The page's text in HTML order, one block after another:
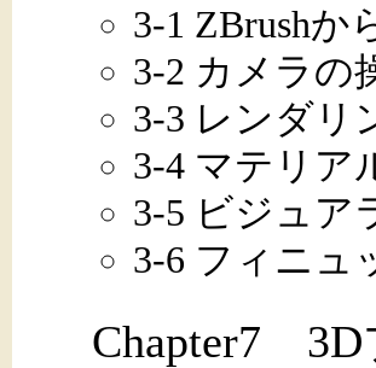
3-1 ZBrushか
3-2 カメラの
3-3 レンダリ
3-4 マテリア
3-5 ビジュア
3-6 フィニュ
Chapter7